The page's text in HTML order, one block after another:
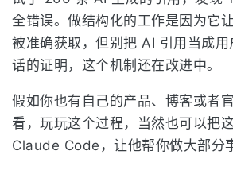
全错误。做结构化的工作是因为它
被准确获取，但别把 AI 引用当成
话的证明，这个机制还在改进中。
假如你也有自己的产品、博客或者
看，玩玩这个过程，当然也可以把
Claude Code，让他帮你做大部分